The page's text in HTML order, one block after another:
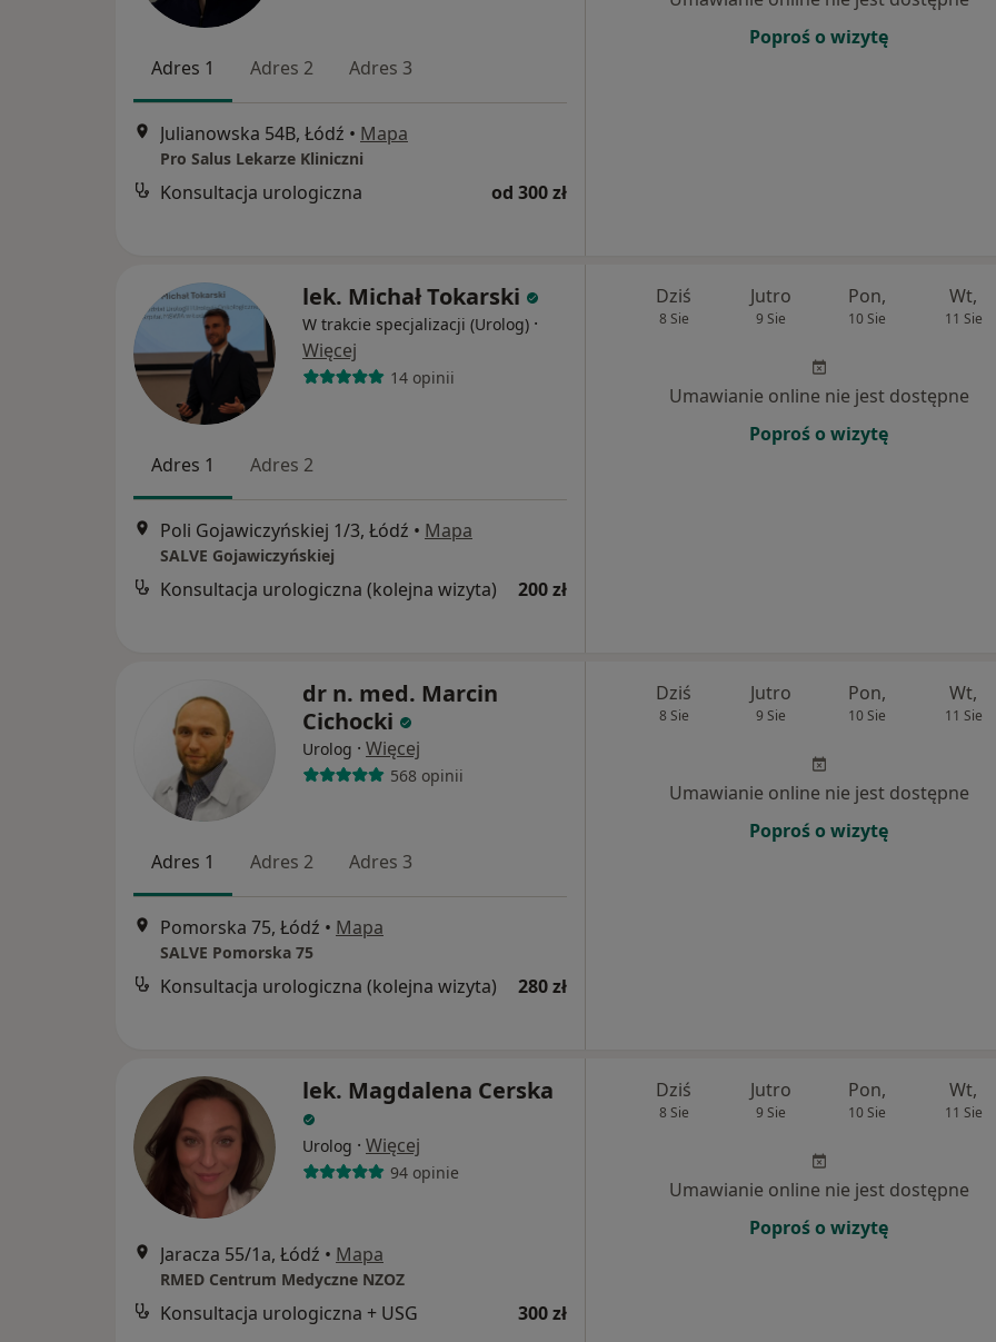
Adres 1 Adres 2 Adres 3
Julianowska 54B, Łódź • Mapa
Pro Salus Lekarze Kliniczni
Konsultacja urologiczna od 300 zł
Poproś o wizytę
lek. Michał Tokarski
W trakcie specjalizacji (Urolog) ·
Więcej
14 opinii
Adres 1 Adres 2
Poli Gojawiczyńskiej 1/3, Łódź • Mapa
SALVE Gojawiczyńskiej
Konsultacja urologiczna (kolejna wizyta) 200 zł
Dziś
8 Sie
Jutro
9 Sie
Pon,
10 Sie
Wt,
11 Sie
Umawianie online nie jest dostępne
Poproś o wizytę
dr n. med. Marcin
Cichocki
Urolog · Więcej
568 opinii
Adres 1 Adres 2 Adres 3
Pomorska 75, Łódź • Mapa
SALVE Pomorska 75
Konsultacja urologiczna (kolejna wizyta) 280 zł
Dziś
8 Sie
Jutro
9 Sie
Pon,
10 Sie
Wt,
11 Sie
Umawianie online nie jest dostępne
Poproś o wizytę
lek. Magdalena Cerska
Urolog · Więcej
94 opinie
Jaracza 55/1a, Łódź • Mapa
RMED Centrum Medyczne NZOZ
Konsultacja urologiczna + USG 300 zł
Dziś
8 Sie
Jutro
9 Sie
Pon,
10 Sie
Wt,
11 Sie
Umawianie online nie jest dostępne
Poproś o wizytę